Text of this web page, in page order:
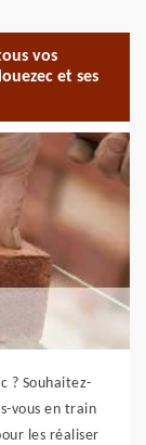
vos
et ses
? Souhaitez-
vous en train
les réaliser